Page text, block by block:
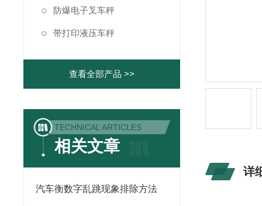
防爆电子叉车秤
带打印液压车秤
查看全部产品 >>
TECHNICAL ARTICLES
相关文章
汽车衡数字乱跳现象排除方法
详